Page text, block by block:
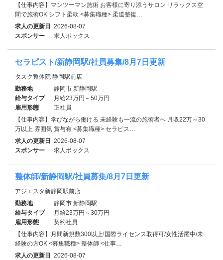
【仕事内容】マンツーマン施術 お客様に寄り添うサロン リラックス空
間で施術OK シフト柔軟 <募集職種> 柔道整復…
求人の更新日 2026-08-07
スポンサー
求人ボックス
セラピスト/新静岡駅/社員募集/8月7日更新
タスク整体院 静岡駅前店
勤務地
静岡市 新静岡駅
給与タイプ
月給23万円～50万円
雇用形態
正社員
【仕事内容】学びながら働ける 未経験も一流の施術者へ 月収22万～30
万以上 雰囲気 賞与有 <募集職種> セラピス…
求人の更新日 2026-08-07
スポンサー
求人ボックス
整体師/新静岡駅/社員募集/8月7日更新
アジエスタ新静岡駅前店
勤務地
静岡市 新静岡駅
給与タイプ
月給23万円～30万円
雇用形態
契約社員
【仕事内容】月間新規数300以上!国際ライセンス取得可/女性活躍中/未
経験の方OK <募集職種> 整体師 <仕事…
求人の更新日 2026-08-07